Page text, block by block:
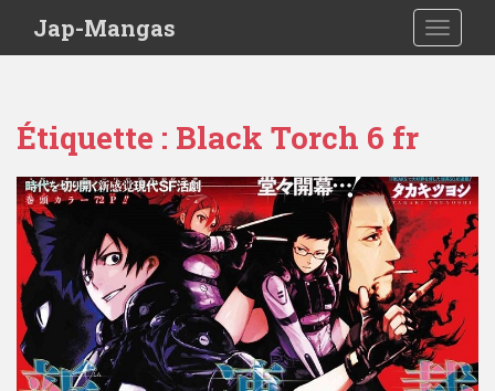
Jap-Mangas
Étiquette : Black Torch 6 fr